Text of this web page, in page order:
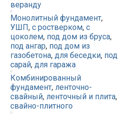
веранду
Монолитный фундамент,
УШП, с ростверком, с
цоколем, под дом из бруса,
под ангар, под дом из
газобетона, для беседки, под
сарай, для гаража
Комбинированный
фундамент, ленточно-
свайный, ленточный и плита,
свайно-плитного